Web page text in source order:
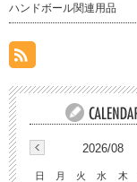
ハンドボール関連用品
2026/08
日 月 火 水 木